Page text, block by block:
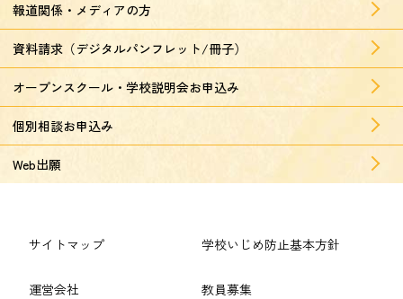
報道関係・メディアの方
資料請求（デジタルパンフレット/冊子）
オープンスクール・学校説明会お申込み
個別相談お申込み
Web出願
サイトマップ
運営会社
学校いじめ防止基本方針
教員募集